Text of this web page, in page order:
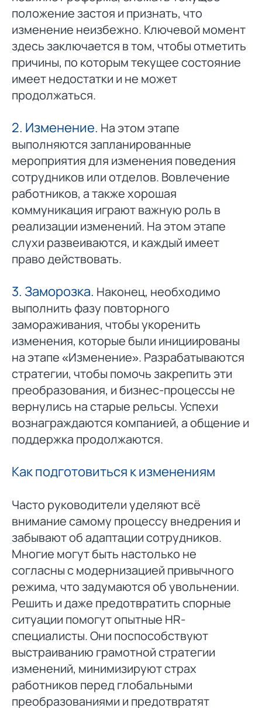
положение застоя и признать, что
изменение неизбежно. Ключевой момент
здесь заключается в том, чтобы отметить
причины, по которым текущее состояние
имеет недостатки и не может
продолжаться.
2. Изменение. На этом этапе
выполняются запланированные
мероприятия для изменения поведения
сотрудников или отделов. Вовлечение
работников, а также хорошая
коммуникация играют важную роль в
реализации изменений. На этом этапе
слухи развеиваются, и каждый имеет
право действовать.
3. Заморозка. Наконец, необходимо
выполнить фазу повторного
замораживания, чтобы укоренить
изменения, которые были инициированы
на этапе «Изменение». Разрабатываются
стратегии, чтобы помочь закрепить эти
преобразования, и бизнес-процессы не
вернулись на старые рельсы. Успехи
вознаграждаются компанией, а общение и
поддержка продолжаются.
Как подготовиться к изменениям
Часто руководители уделяют всё
внимание самому процессу внедрения и
забывают об адаптации сотрудников.
Многие могут быть настолько не
согласны с модернизацией привычного
режима, что задумаются об увольнении.
Решить и даже предотвратить спорные
ситуации помогут опытные HR-
специалисты. Они поспособствуют
выстраиванию грамотной стратегии
изменений, минимизируют страх
работников перед глобальными
преобразованиями и предотвратят